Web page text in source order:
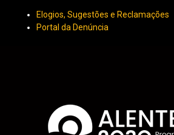
Elogios, Sugestões e Reclamações
Portal da Denúncia